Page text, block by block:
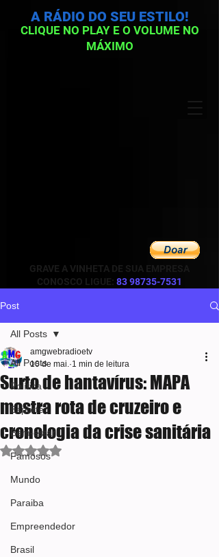
GRAVE A VINHETA DE SUA EMPRESA
CONOSCO LIGUE: 83 98735-7531
CLIQUE NO PLAY E O VOLUME NO
MÁXIMO
A RÁDIO DO SEU ESTILO!
Post
All Posts
Política
Esporte
Bem-estar
Famosos
Mundo
Paraiba
Empreendedor
Brasil
All Posts
Surto de hantavírus: MAPA
mostra rota de cruzeiro e
cronologia da crise sanitária
amgwebradioetv
10 de mai. 1 min de leitura
Avaliado com NaN de 5 estrelas.